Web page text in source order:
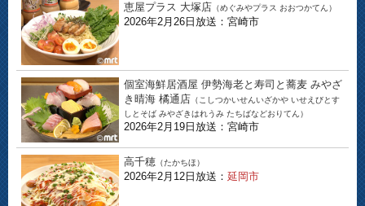
恵屋プラス 大塚店 （めぐみやプラス おおつかてん）
2026年2月26日放送：宮崎市
個室海鮮居酒屋 伊勢海老と寿司と蕎麦 みやざ
き晴海 橘通店 （こしつかいせんいざかや いせえびとす
しとそば みやざきはれうみ たちばなどおりてん）
2026年2月19日放送：宮崎市
高千穂 （たかちほ）
2026年2月12日放送： 延岡市